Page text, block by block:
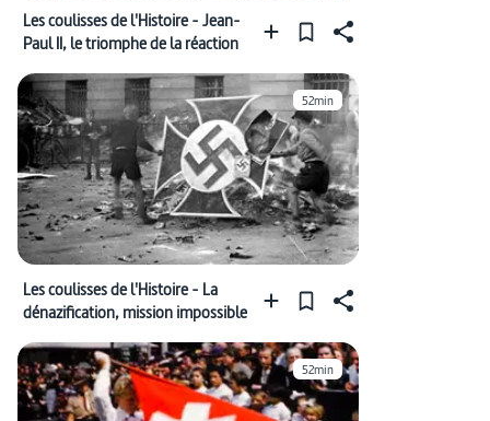
Les coulisses de l'Histoire - Jean-
Paul II, le triomphe de la réaction
52min
Les coulisses de l'Histoire - La
dénazification, mission impossible
52min